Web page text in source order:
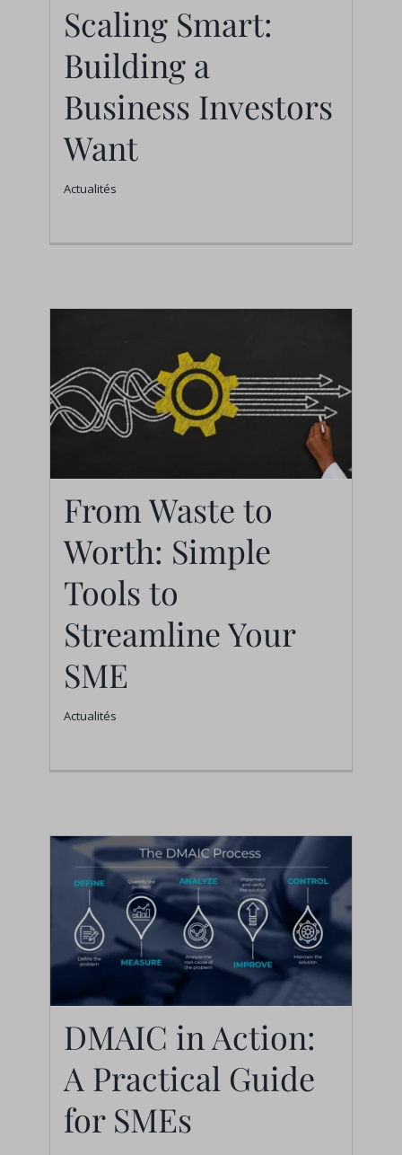
Scaling Smart:
Building a Business
Investors Want
Scaling Smart:
Building a
Business Investors
Want
Actualités
From Waste to Worth:
Simple Tools to
Streamline Your SME
Actualités
From Waste to
Worth: Simple
Tools to
Streamline Your
SME
Actualités
DMAIC in Action: A
Practical Guide for
DMAIC in Action:
A Practical Guide
for SMEs